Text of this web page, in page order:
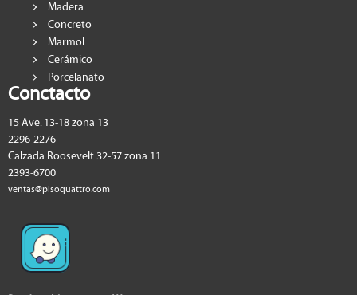
Madera
Concreto
Marmol
Cerámico
Porcelanato
Conctacto
15 Ave. 13-18 zona 13
2296-2276
Calzada Roosevelt 32-57 zona 11
2393-6700
ventas@pisoquattro.com